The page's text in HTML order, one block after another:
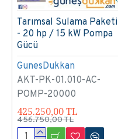
GunesDukkan
AKT-PK-01.010-AC-
POMP-20000
Tarımsal Sulama Paketi
- 20 hp / 15 kW Pompa
Gücü
425.250,00 TL
456.750,00 TL